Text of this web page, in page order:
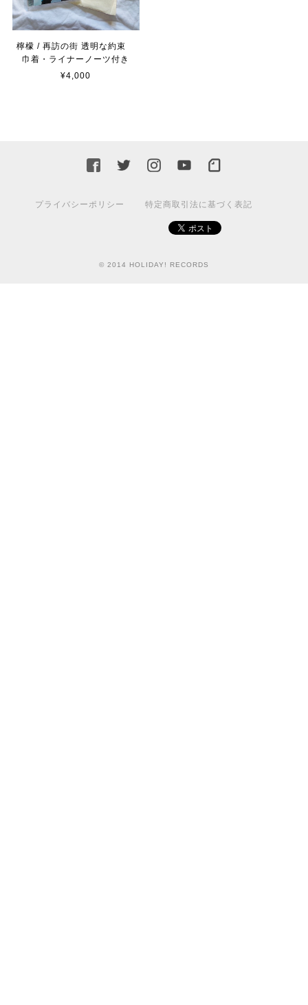
檸檬 / 再訪の街 透明な約束
巾着・ライナーノーツ付き
¥4,000
プライバシーポリシー 特定商取引法に基づく表記
© 2014 HOLIDAY! RECORDS